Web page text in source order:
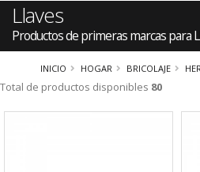
Llaves
Productos de primeras marcas para
INICIO HOGAR BRICOLAJE
Total de productos disponibles 80